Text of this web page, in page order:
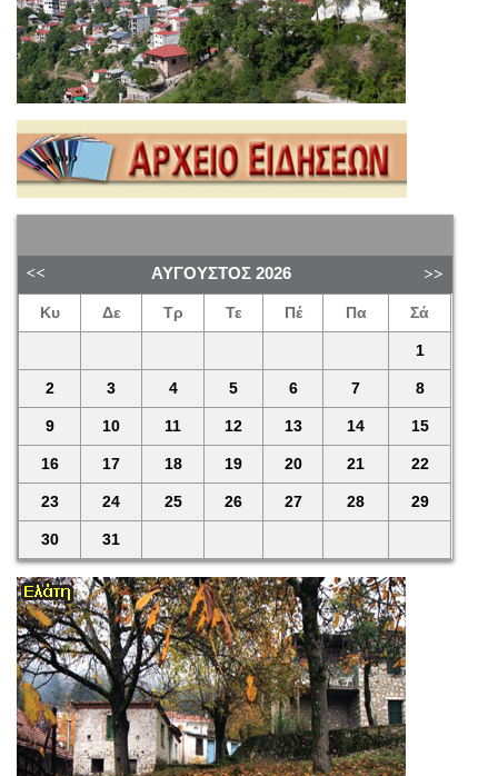
ΑΎΓΟΥΣΤΟΣ 2026
Κυ Δε Τρ Τε Πέ Πα Σά
1
2 3 4 5 6 7 8
9 10 11 12 13 14 15
16 17 18 19 20 21 22
23 24 25 26 27 28 29
30 31